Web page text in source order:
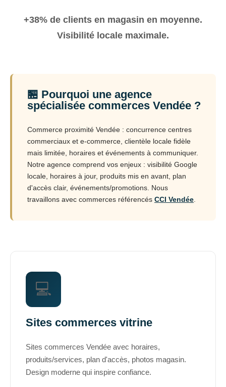
+38% de clients en magasin en moyenne.
Visibilité locale maximale.
🏪 Pourquoi une agence
spécialisée commerces Vendée ?
Commerce proximité Vendée : concurrence centres
commerciaux et e-commerce, clientèle locale fidèle
mais limitée, horaires et événements à communiquer.
Notre agence comprend vos enjeux : visibilité Google
locale, horaires à jour, produits mis en avant, plan
d'accès clair, événements/promotions. Nous
travaillons avec commerces référencés CCI Vendée
💻
Sites commerces vitrine
Sites commerces Vendée avec horaires,
produits/services, plan d'accès, photos magasin.
Design moderne qui inspire confiance.